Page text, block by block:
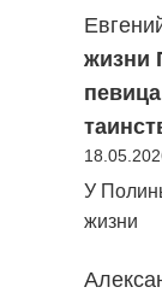
жизни
У
жизни